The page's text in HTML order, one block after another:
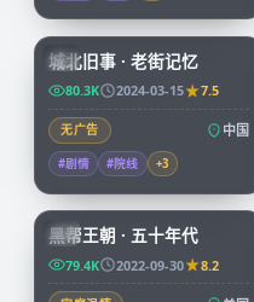
CN
99:17
城北旧事 · 老街记忆
80.3K 2024-03-15 7.5
无广告 中国
#剧情 #院线 +3
CN
黑帮王朝 · 五十年代
79.4K 2022-09-30 8.2